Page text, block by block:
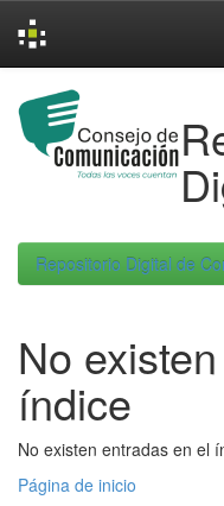
navigation
Repositorio Digital de
No
índice
No existen entradas en el
Página de inicio